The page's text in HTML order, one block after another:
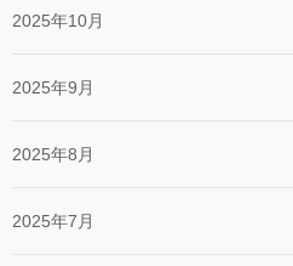
2025年10月
2025年9月
2025年8月
2025年7月